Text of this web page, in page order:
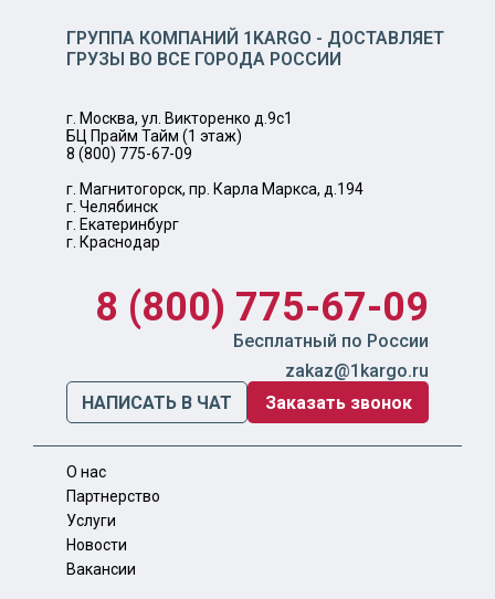
ГРУППА КОМПАНИЙ 1KARGO - ДОСТАВЛЯЕТ
ГРУЗЫ ВО ВСЕ ГОРОДА РОССИИ
г. Москва, ул. Викторенко д.9с1
БЦ Прайм Тайм (1 этаж)
8 (800) 775-67-09
г. Магнитогорск, пр. Карла Маркса, д.194
г. Челябинск
г. Екатеринбург
г. Краснодар
8 (800) 775-67-09
Бесплатный по России
zakaz@1kargo.ru
НАПИСАТЬ В ЧАТ
Заказать звонок
О нас
Партнерство
Услуги
Новости
Вакансии